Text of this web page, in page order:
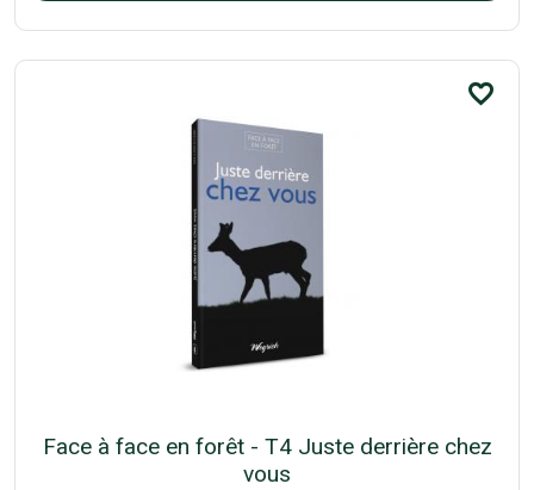
favorite_border
Face à face en forêt - T4 Juste derrière chez
vous